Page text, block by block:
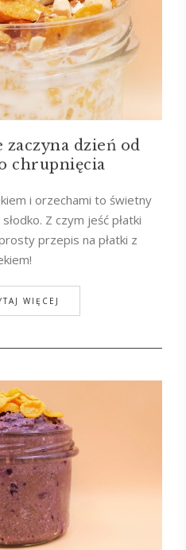
zaczyna dzień od
chrupnięcia
i orzechami to świetny
Z czym jeść płatki
przepis na płatki z
WIĘCEJ